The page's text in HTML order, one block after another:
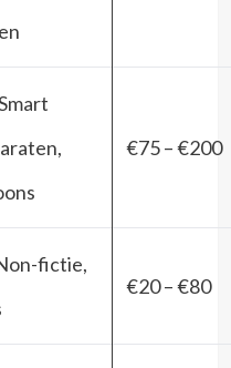
€75 – €200
fictie,
€20 – €80